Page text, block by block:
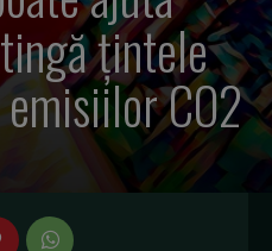
țintele
CO2